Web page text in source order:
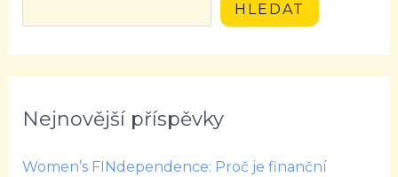
HLEDAT
Nejnovější příspěvky
Women’s FINdependence: Proč je finanční